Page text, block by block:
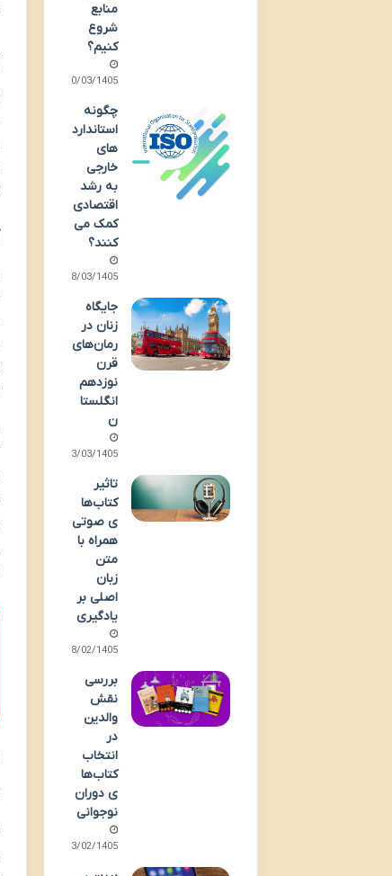
منابع
شروع
کنیم؟
20/03/1405
چگونه
استاندارد
های
خارجی
به رشد
اقتصادی
کمک می
کنند؟
08/03/1405
جایگاه
زنان در
رمان‌های
قرن
نوزدهم
انگلستا
ن
03/03/1405
تاثیر
کتاب‌ها
ی صوتی
همراه با
متن
زبان
اصلی بر
یادگیری
28/02/1405
بررسی
نقش
والدین
در
انتخاب
کتاب‌ها
ی دوران
نوجوانی
23/02/1405